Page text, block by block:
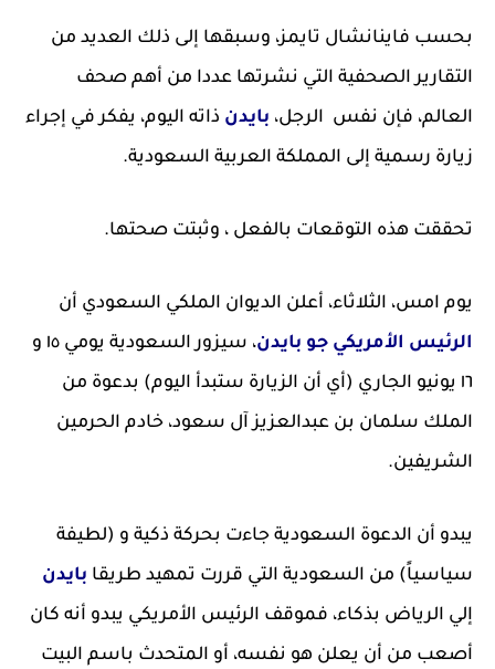
بحسب فاينانشال تايمز، وسبقها إلى ذلك العديد من
التقارير الصحفية التي نشرتها عددا من أهم صحف
العالم، فإن نفس الرجل، بايدن ذاته اليوم، يفكر في إجراء
زيارة رسمية إلى المملكة العربية السعودية.
تحققت هذه التوقعات بالفعل ، وثبتت صحتها.
يوم امس، الثلاثاء، أعلن الديوان الملكي السعودي أن
الرئيس الأمريكي جو بايدن
، سيزور السعودية يومي ١٥ و
١٦ يونيو الجاري (أي أن الزيارة ستبدأ اليوم) بدعوة من
الملك سلمان بن عبدالعزيز آل سعود، خادم الحرمين
الشريفين.
يبدو أن الدعوة السعودية جاءت بحركة ذكية و (لطيفة
سياسياً) من السعودية التي قررت تمهيد طريقا بايدن
إلي الرياض بذكاء، فموقف الرئيس الأمريكي يبدو أنه كان
أصعب من أن يعلن هو نفسه، أو المتحدث باسم البيت